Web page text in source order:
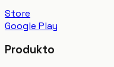
Store
Google Play
Produkto